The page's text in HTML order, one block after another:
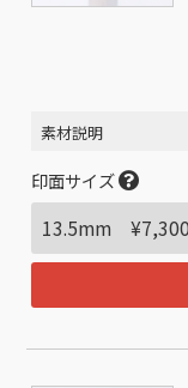
素材説明
印面サイズ